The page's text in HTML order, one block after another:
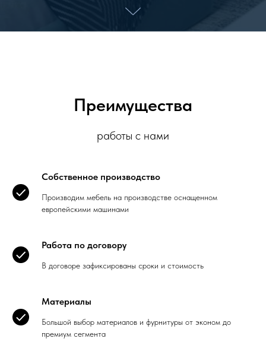
Преимущества
работы с нами
Собственное производство
Производим мебель на производстве оснащенном
европейскими машинами
Работа по договору
В договоре зафиксированы сроки и стоимость
Материалы
Большой выбор материалов и фурнитуры от эконом до
премиум сегмента